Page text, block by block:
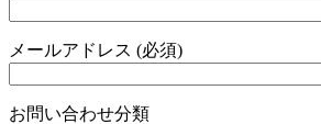
メールアドレス (必須)
お問い合わせ分類